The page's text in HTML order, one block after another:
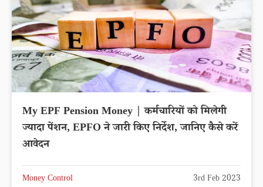
My EPF Pension Money | कर्मचारियों को मिलेगी
ज्यादा पेंशन, EPFO ने जारी किए निर्देश, जानिए कैसे करें
आवेदन
Money Control 3rd Feb 2023